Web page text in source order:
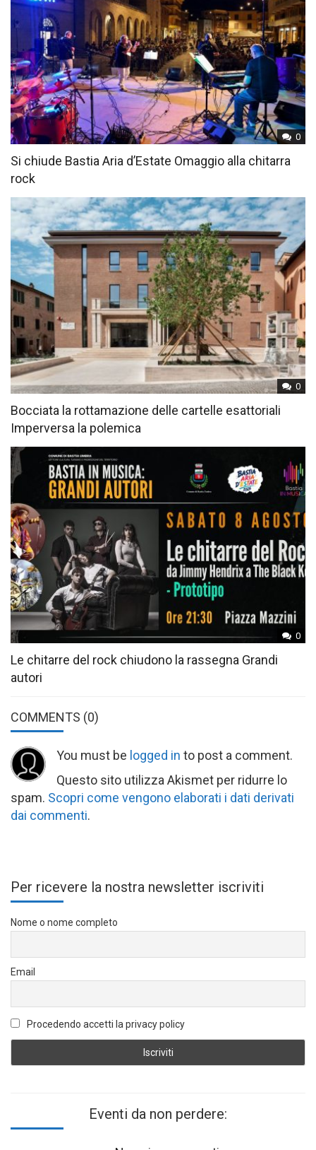
0
Si chiude Bastia Aria d’Estate Omaggio alla chitarra
rock
0
Bocciata la rottamazione delle cartelle esattoriali
Imperversa la polemica
0
Le chitarre del rock chiudono la rassegna Grandi
autori
COMMENTS (0)
You must be logged in to post a comment.
Questo sito utilizza Akismet per ridurre lo
spam. Scopri come vengono elaborati i dati derivati
dai commenti.
Per ricevere la nostra newsletter iscriviti
Nome o nome completo
Email
Procedendo accetti la privacy policy
Eventi da non perdere: